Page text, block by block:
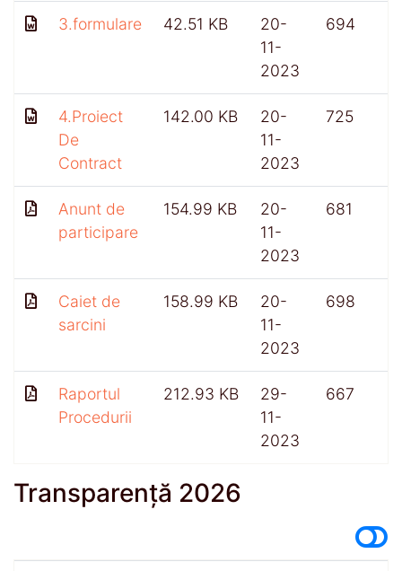
3.formulare 42.51 KB
20-
11-
2023
694
4.Proiect
De
Contract
142.00 KB
20-
11-
2023
725
Anunt de
participare
154.99 KB
20-
11-
2023
681
Caiet de
sarcini
158.99 KB
20-
11-
2023
698
Raportul
Procedurii
212.93 KB
29-
11-
2023
667
Transparență 2026